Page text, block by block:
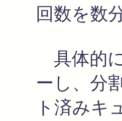
回数を数
具体的
ーし、分
ト済みキ